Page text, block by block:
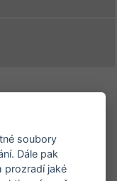
roku
soubory
Dále pak
prozradí jaké